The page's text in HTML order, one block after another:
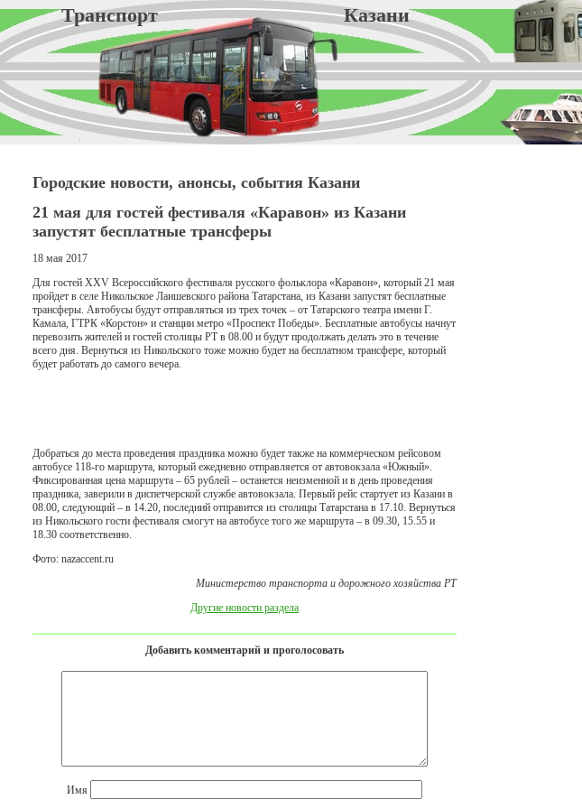
Транспорт Казани
Городские новости, анонсы, события Казани
21 мая для гостей фестиваля «Каравон» из Казани
запустят бесплатные трансферы
18 мая 2017
Для гостей XXV Всероссийского фестиваля русского фольклора «Каравон», который 21 мая
пройдет в селе Никольское Лаишевского района Татарстана, из Казани запустят бесплатные
трансферы. Автобусы будут отправляться из трех точек – от Татарского театра имени Г.
Камала, ГТРК «Корстон» и станции метро «Проспект Победы». Бесплатные автобусы начнут
перевозить жителей и гостей столицы РТ в 08.00 и будут продолжать делать это в течение
всего дня. Вернуться из Никольского тоже можно будет на бесплатном трансфере, который
будет работать до самого вечера.
Добраться до места проведения праздника можно будет также на коммерческом рейсовом
автобусе 118-го маршрута, который ежедневно отправляется от автовокзала «Южный».
Фиксированная цена маршрута – 65 рублей – останется неизменной и в день проведения
праздника, заверили в диспетчерской службе автовокзала. Первый рейс стартует из Казани в
08.00, следующий – в 14.20, последний отправится из столицы Татарстана в 17.10. Вернуться
из Никольского гости фестиваля смогут на автобусе того же маршрута – в 09.30, 15.55 и
18.30 соответственно.
Фото: nazaccent.ru
Министерство транспорта и дорожного хозяйства РТ
Другие новости раздела
Добавить комментарий и проголосовать
Имя